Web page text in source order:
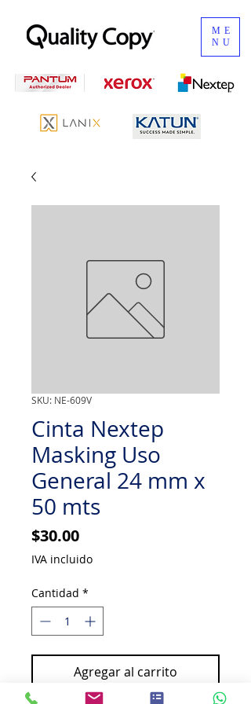
ME
NU
SKU: NE-609V
Cinta Nextep
Masking Uso
General 24 mm x
50 mts
$30.00Precio
IVA incluido
Cantidad *
Agregar al carrito